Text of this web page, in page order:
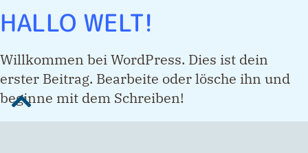
HALLO WELT!
Willkommen bei WordPress. Dies ist dein
erster Beitrag. Bearbeite oder lösche ihn und
beginne mit dem Schreiben!